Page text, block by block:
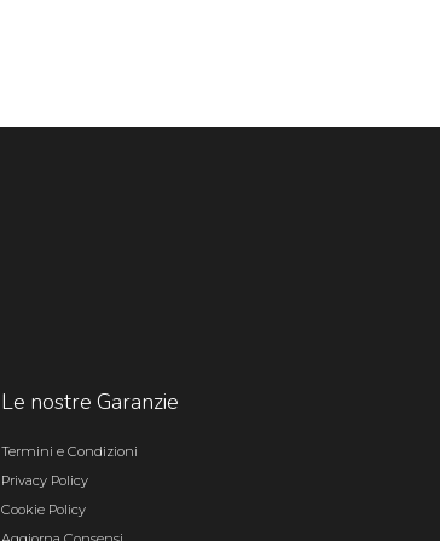
Le nostre Garanzie
Termini e Condizioni
Privacy Policy
Cookie Policy